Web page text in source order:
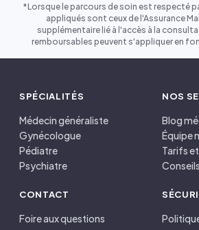
*Lorsque le parcours de soin est respecté
appliqués sont ceux de l'Assurance
supplémentaire lié à l'accès à la
remboursables peuvent s'appliquer en
SPÉCIALITÉS
Médecin généraliste
Gynécologue
Pédiatre
Psychiatre
NOS
Blog
Équipe
Tarifs
CONTACT
Foire aux questions